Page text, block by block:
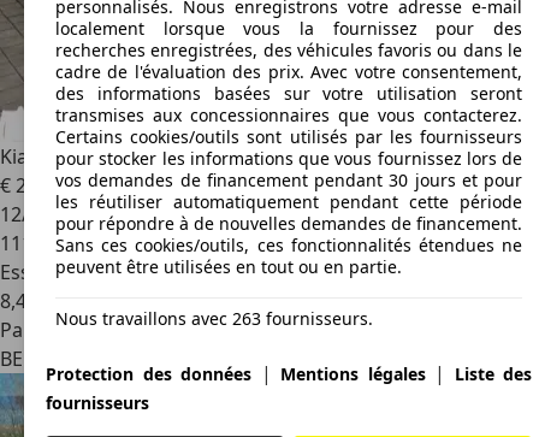
Kia Carens2.0L 145 5pl Executive
€ 2 995
12/2007
111 000 km
Essence
8,4 l/100 km (mixte)
Particulier
BE 1083
personnalisés. Nous enregistrons votre adresse e-mail
localement lorsque vous la fournissez pour des
recherches enregistrées, des véhicules favoris ou dans le
cadre de l'évaluation des prix. Avec votre consentement,
des informations basées sur votre utilisation seront
transmises aux concessionnaires que vous contacterez.
Certains cookies/outils sont utilisés par les fournisseurs
pour stocker les informations que vous fournissez lors de
vos demandes de financement pendant 30 jours et pour
les réutiliser automatiquement pendant cette période
pour répondre à de nouvelles demandes de financement.
Sans ces cookies/outils, ces fonctionnalités étendues ne
peuvent être utilisées en tout ou en partie.
Nous travaillons avec 263 fournisseurs.
Protection des données | Mentions légales|
Liste des
fournisseurs